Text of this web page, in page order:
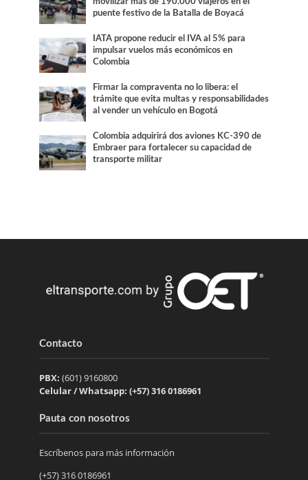
puente festivo de la Batalla de Boyacá
IATA propone reducir el IVA al 5% para
impulsar vuelos más económicos en
Colombia
Firmar la compraventa no lo libera: el
trámite que evita multas y responsabilidades
al vender un vehículo en Bogotá
Colombia adquirirá dos aviones KC-390 de
Embraer para fortalecer su capacidad de
transporte militar
Contacto
PBX: (601) 9160800
Celular / Whatsapp: (+57) 316 0186961
Pauta con nosotros
Escríbenos para más información
(+57) 316 0186961